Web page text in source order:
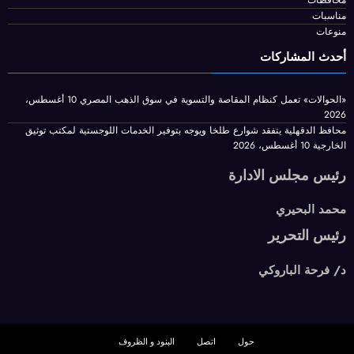
أخبار الحوادث
اخبار الرياضة
الفن والادب
المراة والموضة
سياسة وبرلمان
مال واعمال
محافظات
مناسبات
أحدث المشاركات